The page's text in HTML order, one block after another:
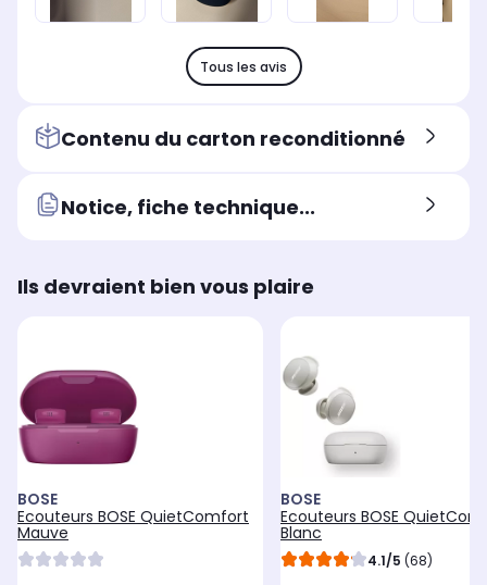
Tous les avis
Contenu du carton reconditionné
Notice, fiche technique...
Ils devraient bien vous plaire
BOSE
Ecouteurs BOSE QuietComfort
Mauve
BOSE
Ecouteurs BOSE
Blanc
4.1/5 (68)